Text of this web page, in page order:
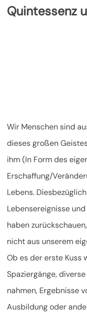
Quintessenz
Wir Menschen sind
dieses großen
ihm (In Form des
Erschaffung/
Lebens.
Lebensereignisse
haben
nicht aus unserem
Ob es der erste Kuss
Spaziergänge,
nahmen, Ergebnisse
Ausbildung oder